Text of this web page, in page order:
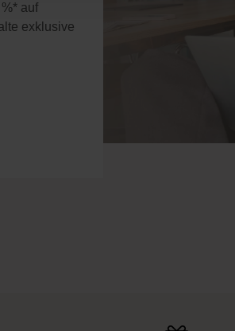
auf
exklusive